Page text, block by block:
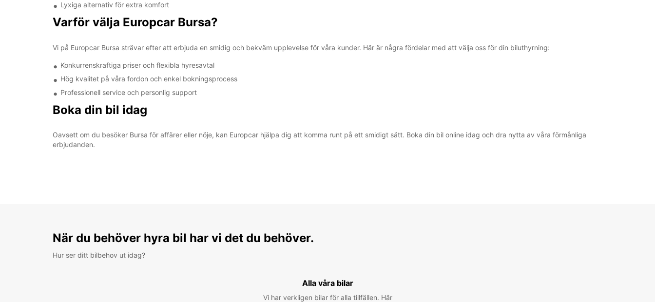
Lyxiga alternativ för extra komfort
Varför välja Europcar Bursa?
Vi på Europcar Bursa strävar efter att erbjuda en smidig och bekväm upplevelse för våra kunder. Här är några fördelar med att välja oss för din biluthyrning:
Konkurrenskraftiga priser och flexibla hyresavtal
Hög kvalitet på våra fordon och enkel bokningsprocess
Professionell service och personlig support
Boka din bil idag
Oavsett om du besöker Bursa för affärer eller nöje, kan Europcar hjälpa dig att komma runt på ett smidigt sätt. Boka din bil online idag och dra nytta av våra förmånliga
erbjudanden.
När du behöver hyra bil har vi det du behöver.
Hur ser ditt bilbehov ut idag?
Alla våra bilar
Vi har verkligen bilar för alla tillfällen. Här